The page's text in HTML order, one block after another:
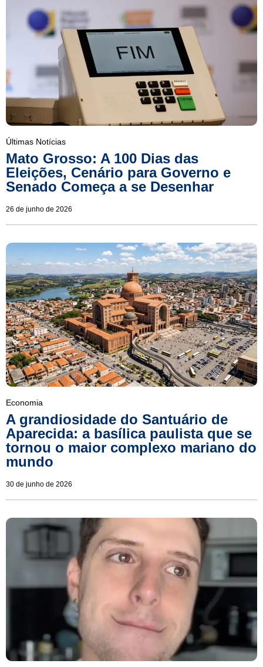
Últimas Notícias
Mato Grosso: A 100 Dias das
Eleições, Cenário para Governo e
Senado Começa a se Desenhar
26 de junho de 2026
Economia
A grandiosidade do Santuário de
Aparecida: a basílica paulista que se
tornou o maior complexo mariano do
mundo
30 de junho de 2026